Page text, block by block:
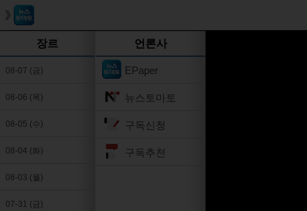
장르
08-07 (금)
08-06 (목)
08-05 (수)
08-04 (화)
08-03 (월)
07-31 (금)
언론사
EPaper
뉴스토마토
구독신청
구독추천